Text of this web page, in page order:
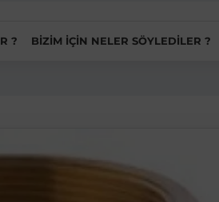
? BIZIM İÇIN NELER SÖYLEDILER ?